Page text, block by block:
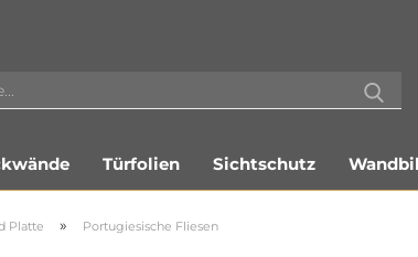
Türfolien Sichtschutz
Platte » Portugiesische Fliesen